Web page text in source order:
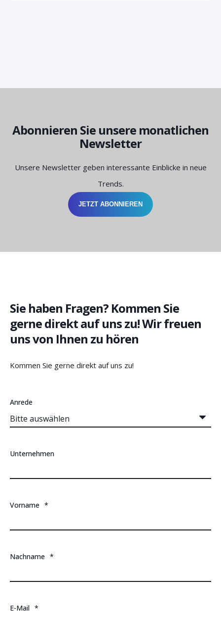
Abonnieren Sie unsere monatlichen
Newsletter
Unsere Newsletter geben interessante Einblicke in neue
Trends.
JETZT ABONNIEREN
Sie haben Fragen? Kommen Sie
gerne direkt auf uns zu! Wir freuen
uns von Ihnen zu hören
Kommen Sie gerne direkt auf uns zu!
Anrede
Unternehmen
Vorname *
Nachname *
E-Mail *